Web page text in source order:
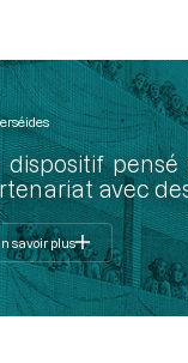
dispositif
avec
savoir plus